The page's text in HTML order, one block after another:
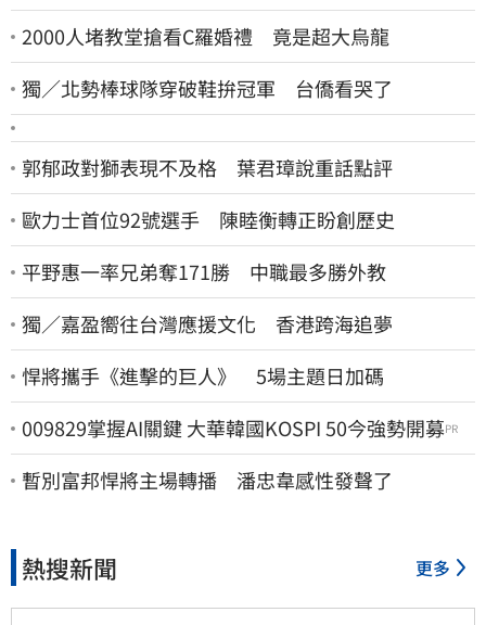
2000人堵教堂搶看C羅婚禮 竟是超大烏龍
獨／北勢棒球隊穿破鞋拚冠軍 台僑看哭了
郭郁政對獅表現不及格 葉君璋說重話點評
歐力士首位92號選手 陳睦衡轉正盼創歷史
平野惠一率兄弟奪171勝 中職最多勝外教
獨／嘉盈嚮往台灣應援文化 香港跨海追夢
悍將攜手《進擊的巨人》 5場主題日加碼
009829掌握AI關鍵 大華韓國KOSPI 50今強勢開募PR
暫別富邦悍將主場轉播 潘忠韋感性發聲了
熱搜新聞 更多